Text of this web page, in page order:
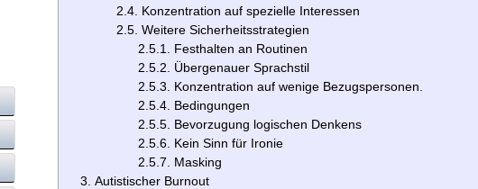
2.4. Konzentration auf spezielle Interessen
2.5. Weitere Sicherheitsstrategien
2.5.1. Festhalten an Routinen
2.5.2. Übergenauer Sprachstil
2.5.3. Konzentration auf wenige Bezugspersonen.
2.5.4. Bedingungen
2.5.5. Bevorzugung logischen Denkens
2.5.6. Kein Sinn für Ironie
2.5.7. Masking
Autistischer Burnout